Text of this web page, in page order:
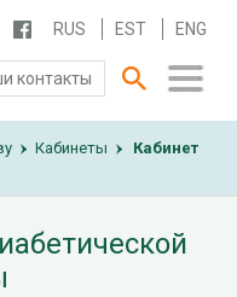
RUS EST ENG
контакты
Кабинеты
Кабинет